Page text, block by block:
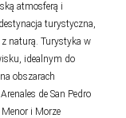
atmosferą i
turystyczna,
naturą. Turystyka w
idealnym do
obszarach
de San Pedro
i Morze